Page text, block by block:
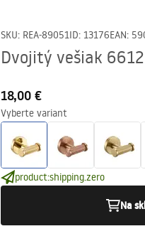
SKU: REA-89051ID: 13176EAN:
Dvojitý vešiak
18,00 €
Vyberte variant
product:shipping.zero
Na